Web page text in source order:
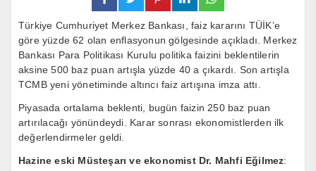
Türkiye Cumhuriyet Merkez Bankası, faiz kararını TÜİK’e
göre yüzde 62 olan enflasyonun gölgesinde açıkladı. Merkez
Bankası Para Politikası Kurulu politika faizini beklentilerin
aksine 500 baz puan artışla yüzde 40 a çıkardı. Son artışla
TCMB yeni yönetiminde altıncı faiz artışına imza attı.
Piyasada ortalama beklenti, bugün faizin 250 baz puan
artırılacağı yönündeydi. Karar sonrası ekonomistlerden ilk
değerlendirmeler geldi.
Hazine eski Müsteşarı ve ekonomist Dr. Mahfi Eğilmez: